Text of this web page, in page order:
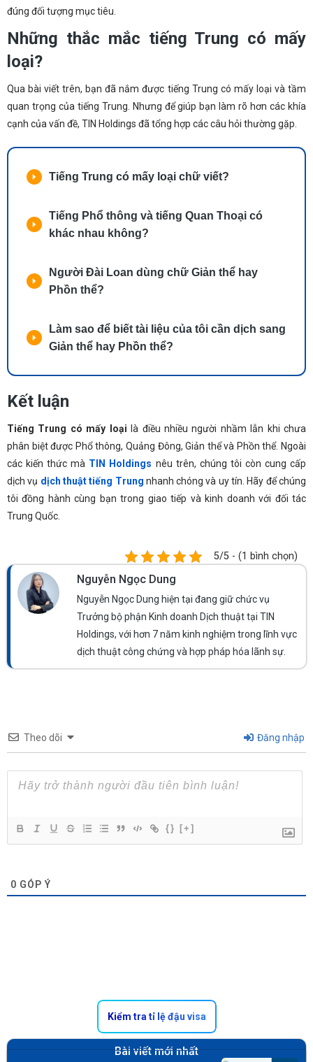
đúng đối tượng mục tiêu.
Những thắc mắc tiếng Trung có mấy
loại?
Qua bài viết trên, bạn đã nắm được tiếng Trung có mấy loại và tầm
quan trọng của tiếng Trung. Nhưng để giúp bạn làm rõ hơn các khía
cạnh của vấn đề, TIN Holdings đã tổng hợp các câu hỏi thường gặp.
Tiếng Trung có mấy loại chữ viết?
Tiếng Phổ thông và tiếng Quan Thoại có
khác nhau không?
Người Đài Loan dùng chữ Giản thể hay
Phồn thể?
Làm sao để biết tài liệu của tôi cần dịch sang
Giản thể hay Phồn thể?
Kết luận
Tiếng Trung có mấy loại là điều nhiều người nhầm lẫn khi chưa
phân biệt được Phổ thông, Quảng Đông, Giản thể và Phồn thể. Ngoài
các kiến thức mà TIN Holdings nêu trên, chúng tôi còn cung cấp
dịch vụ dịch thuật tiếng Trung nhanh chóng và uy tín. Hãy để chúng
tôi đồng hành cùng bạn trong giao tiếp và kinh doanh với đối tác
Trung Quốc.
5/5 - (1 bình chọn)
Nguyễn Ngọc Dung
Nguyễn Ngọc Dung hiện tại đang giữ chức vụ
Trưởng bộ phận Kinh doanh Dịch thuật tại TIN
Holdings, với hơn 7 năm kinh nghiệm trong lĩnh vực
dịch thuật công chứng và hợp pháp hóa lãnh sự.
Theo dõi Đăng nhập
{} [+]
0 GÓP Ý
Kiểm tra tỉ lệ đậu visa
Bài viết mới nhất